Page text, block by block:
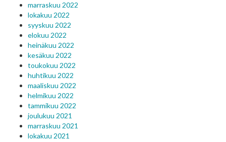
marraskuu 2022
lokakuu 2022
syyskuu 2022
elokuu 2022
heinäkuu 2022
kesäkuu 2022
toukokuu 2022
huhtikuu 2022
maaliskuu 2022
helmikuu 2022
tammikuu 2022
joulukuu 2021
marraskuu 2021
lokakuu 2021